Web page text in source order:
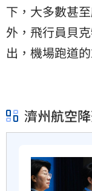
下，大多數甚
外，飛行員貝
出，機場跑道
濟州航空